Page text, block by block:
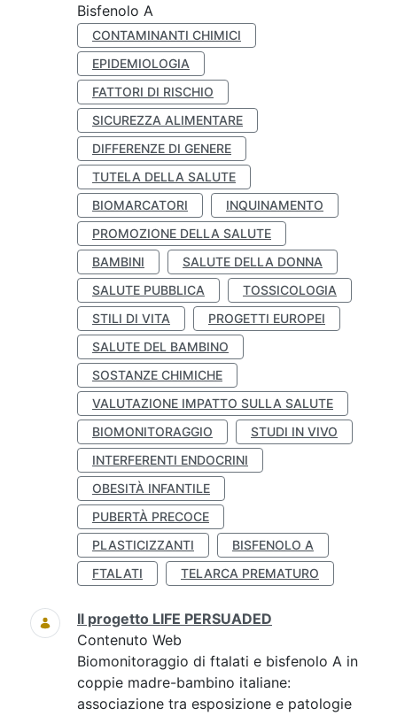
Bisfenolo A
CONTAMINANTI CHIMICI
EPIDEMIOLOGIA
FATTORI DI RISCHIO
SICUREZZA ALIMENTARE
DIFFERENZE DI GENERE
TUTELA DELLA SALUTE
BIOMARCATORI
INQUINAMENTO
PROMOZIONE DELLA SALUTE
BAMBINI
SALUTE DELLA DONNA
SALUTE PUBBLICA
TOSSICOLOGIA
STILI DI VITA
PROGETTI EUROPEI
SALUTE DEL BAMBINO
SOSTANZE CHIMICHE
VALUTAZIONE IMPATTO SULLA SALUTE
BIOMONITORAGGIO
STUDI IN VIVO
INTERFERENTI ENDOCRINI
OBESITÀ INFANTILE
PUBERTÀ PRECOCE
PLASTICIZZANTI
BISFENOLO A
FTALATI
TELARCA PREMATURO
Il progetto LIFE PERSUADED
Contenuto Web
Biomonitoraggio di ftalati e bisfenolo A in
coppie madre-bambino italiane:
associazione tra esposizione e patologie